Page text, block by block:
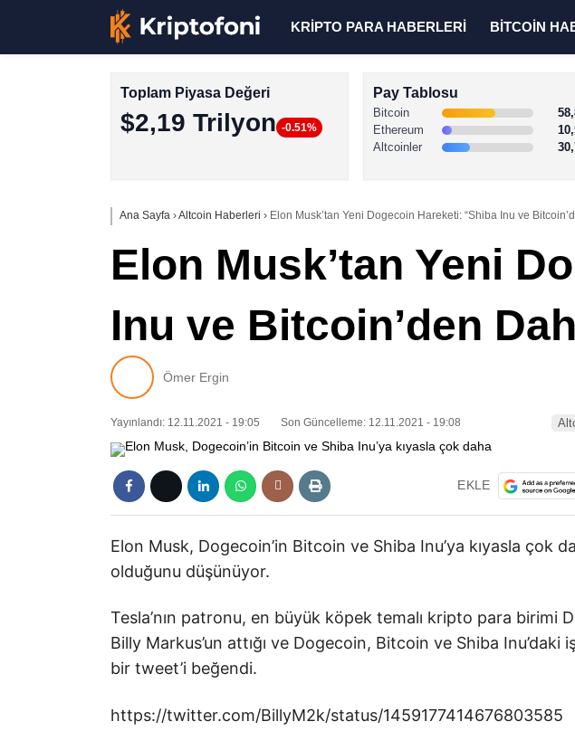
KRİPTO PARA HABERLERİ BİTCOİN
Toplam Piyasa Değeri
$2,19 Trilyon -0.51%
Pay Tablosu
Bitcoin
Ethereum
Altcoinler
Ana Sayfa ›Altcoin Haberleri › Elon Musk’tan Yeni Dogecoin Hareketi: “Shiba Inu ve
Elon Musk’tan Yeni
Inu ve Bitcoin’den
Ömer Ergin
Yayınlandı: 12.11.2021 - 19:05 Son Güncelleme: 12.11.2021 - 19:08
EKLE
Elon Musk, Dogecoin’in Bitcoin ve Shiba Inu’ya kıyasla çok
olduğunu düşünüyor.
Tesla’nın patronu, en büyük köpek temalı kripto para birimi
Billy Markus’un attığı ve Dogecoin, Bitcoin ve Shiba Inu’daki
bir tweet’i beğendi.
https://twitter.com/BillyM2k/status/1459177414676803585